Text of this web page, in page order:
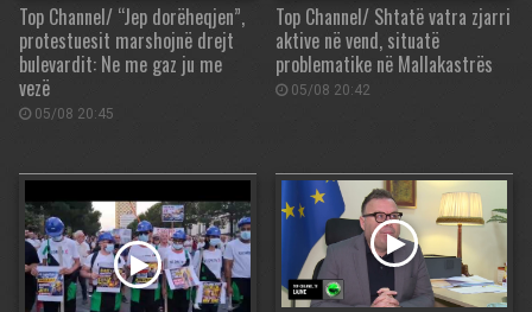
Top Channel/ “Jep dorëheqjen”,
protestuesit marshojnë drejt
bulevardit: Ne me gaz ju me
vezë
05/08 20:45
Top Channel/ Shtatë vatra zjarri
aktive në vend, situatë
problematike në Mallakastrës
05/08 20:42